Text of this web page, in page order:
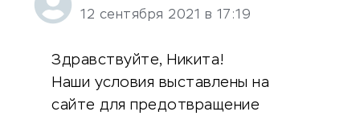
12 сентября 2021 в 17:19
Здравствуйте, Никита!
Наши условия выставлены на
сайте для предотвращение